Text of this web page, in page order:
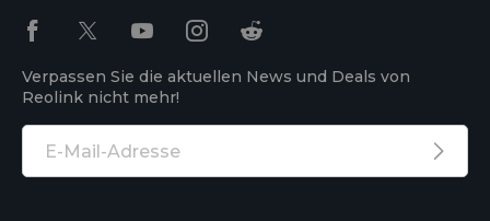
Verpassen Sie die aktuellen News und Deals von
Reolink nicht mehr!